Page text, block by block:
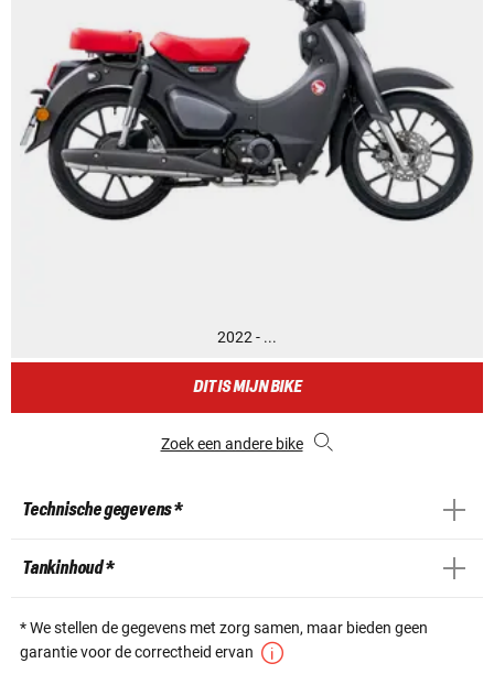
2022 - ...
DIT IS MIJN BIKE
Zoek een andere bike
Technische gegevens *
Tankinhoud *
* We stellen de gegevens met zorg samen, maar bieden geen
garantie voor de correctheid ervan